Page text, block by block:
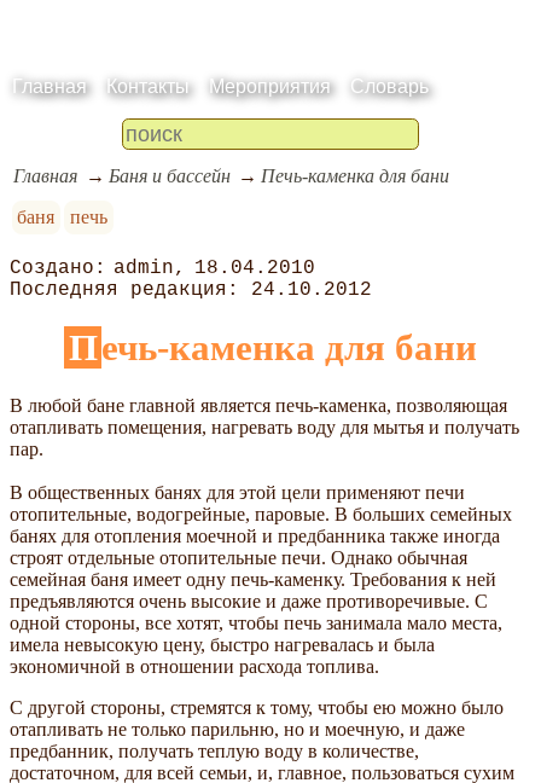
Главная Контакты Мероприятия Словарь
Главная Баня и бассейн
Печь-каменка для бани
баня
печь
admin
18.04.2010
24.10.2012
Печь-каменка для бани
В любой бане главной является печь-каменка, позволяющая
отапливать помещения, нагревать воду для мытья и получать
пар.
В общественных банях для этой цели применяют печи
отопительные, водогрейные, паровые. В больших семейных
банях для отопления моечной и предбанника также иногда
строят отдельные отопительные печи. Однако обычная
семейная баня имеет одну печь-каменку. Требования к ней
предъявляются очень высокие и даже противоречивые. С
одной стороны, все хотят, чтобы печь занимала мало места,
имела невысокую цену, быстро нагревалась и была
экономичной в отношении расхода топлива.
С другой стороны, стремятся к тому, чтобы ею можно было
отапливать не только парильню, но и моечную, и даже
предбанник, получать теплую воду в количестве,
достаточном, для всей семьи, и, главное, пользоваться сухим